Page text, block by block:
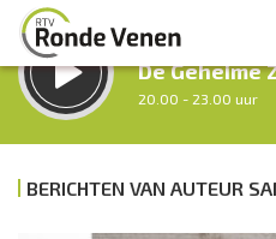
LUISTER LIVE:
De Geheime
20.00 - 23.00 uur
BERICHTEN VAN AUTEUR